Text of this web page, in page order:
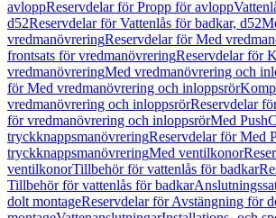
avloppReservdelar för Propp för avlopp
d52Reservdelar för Vattenlås för badkar, d52
vredmanövreringReservdelar för Med
frontsats för vredmanövreringReservdelar för
vredmanövreringMed vredmanövrering och
för Med vredmanövrering och inloppsrör
vredmanövrering och inloppsrörReservdelar
för vredmanövrering och inloppsrörMed
tryckknappsmanövreringReservdelar för Med
tryckknappsmanövreringMed ventilkonor
ventilkonorTillbehör för vattenlås för badkar
Tillbehör för vattenlås för badkar
dolt montageReservdelar för Avstängning för